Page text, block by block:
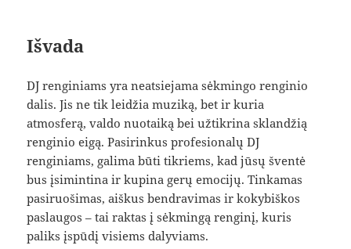
Išvada
DJ renginiams yra neatsiejama sėkmingo renginio
dalis. Jis ne tik leidžia muziką, bet ir kuria
atmosferą, valdo nuotaiką bei užtikrina sklandžią
renginio eigą. Pasirinkus profesionalų DJ
renginiams, galima būti tikriems, kad jūsų šventė
bus įsimintina ir kupina gerų emocijų. Tinkamas
pasiruošimas, aiškus bendravimas ir kokybiškos
paslaugos – tai raktas į sėkmingą renginį, kuris
paliks įspūdį visiems dalyviams.